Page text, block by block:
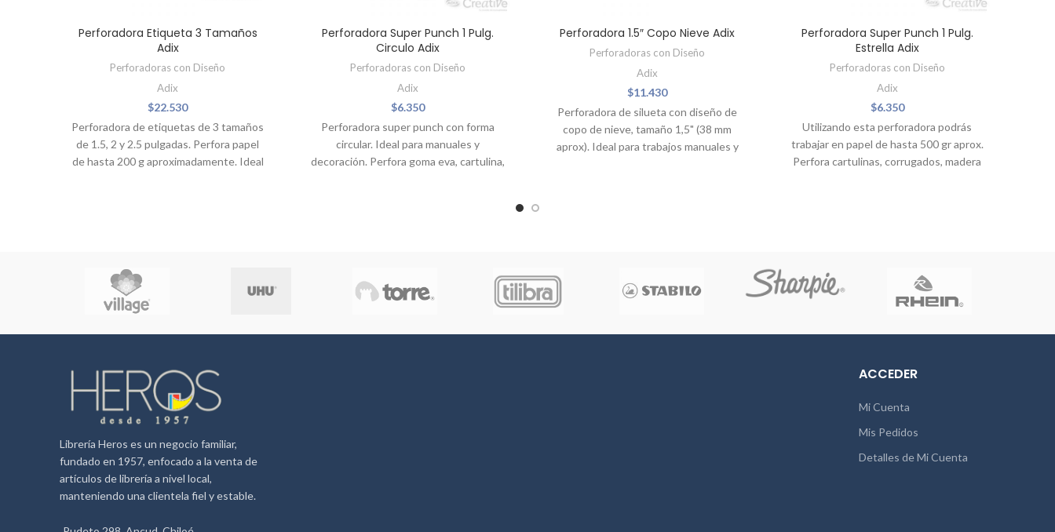
Perforadora Etiqueta 3 Tamaños
Adix
Perforadoras con Diseño
Adix
$22.530
Perforadora de etiquetas de 3 tamaños
de 1.5, 2 y 2.5 pulgadas. Perfora papel
de hasta 200 g aproximadamente. Ideal
Perforadora Super Punch 1 Pulg.
Circulo Adix
Perforadoras con Diseño
Adix
$6.350
Perforadora super punch con forma
circular. Ideal para manuales y
decoración. Perfora goma eva, cartulina,
Perforadora 1.5″ Copo Nieve Adix
Perforadoras con Diseño
Adix
$11.430
Perforadora de silueta con diseño de
copo de nieve, tamaño 1,5" (38 mm
aprox). Ideal para trabajos manuales y
Perforadora Super Punch 1 Pulg.
Estrella Adix
Perforadoras con Diseño
Adix
$6.350
Utilizando esta perforadora podrás
trabajar en papel de hasta 500 gr aprox.
Perfora cartulinas, corrugados, madera
Librería Heros es un negocio familiar,
fundado en 1957, enfocado a la venta de
artículos de librería a nivel local,
manteniendo una clientela fiel y estable.
ACCEDER
Mi Cuenta
Mis Pedidos
Detalles de Mi Cuenta